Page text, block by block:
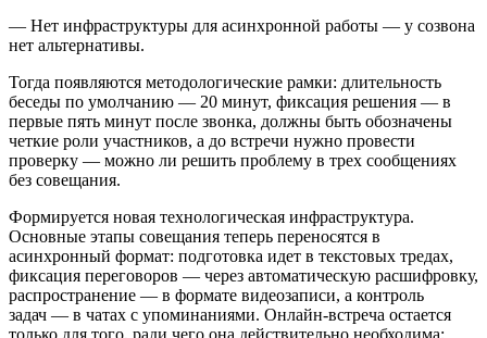
— Нет инфраструктуры для асинхронной работы — у созвона
нет альтернативы.
Тогда появляются методологические рамки: длительность
беседы по умолчанию — 20 минут, фиксация решения — в
первые пять минут после звонка, должны быть обозначены
четкие роли участников, а до встречи нужно провести
проверку — можно ли решить проблему в трех сообщениях
без совещания.
Формируется новая технологическая инфраструктура.
Основные этапы совещания теперь переносятся в
асинхронный формат: подготовка идет в текстовых тредах,
фиксация переговоров — через автоматическую расшифровку,
распространение — в формате видеозаписи, а контроль
задач — в чатах с упоминаниями. Онлайн-встреча остается